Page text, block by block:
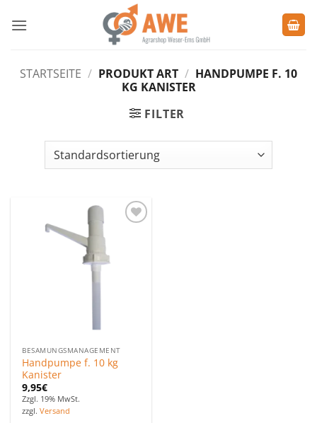
Inhalt
STARTSEITE / PRODUKT ART / HANDPUMPE F. 10
KG KANISTER
FILTER
hinzufügen
BESAMUNGSMANAGEMENT
Handpumpe f. 10 kg
Kanister
9,95€
Zzgl. 19% MwSt.
zzgl.Versand